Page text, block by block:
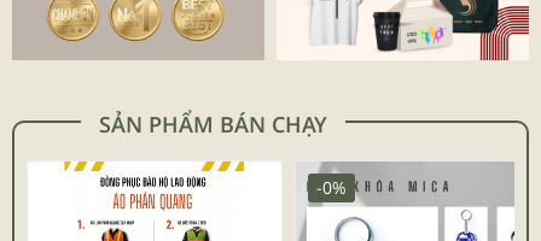
SẢN PHẨM BÁN CHẠY
-0%